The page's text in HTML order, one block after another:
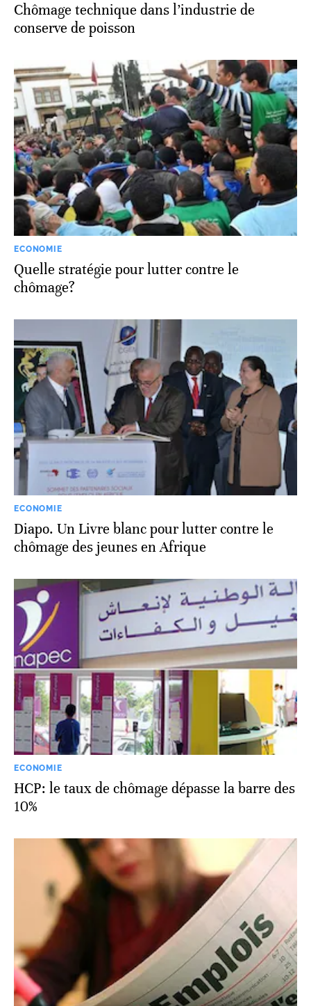
Chômage technique dans l’industrie de
conserve de poisson
ECONOMIE
Quelle stratégie pour lutter contre le
chômage?
ECONOMIE
Diapo. Un Livre blanc pour lutter contre le
chômage des jeunes en Afrique
ECONOMIE
HCP: le taux de chômage dépasse la barre des
10%